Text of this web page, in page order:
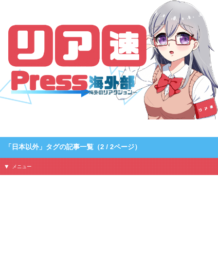
「日本以外」タグの記事一覧（2 / 2ページ）
メニュー